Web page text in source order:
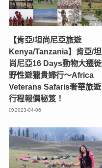
【肯亞/坦尚尼亞旅遊
Kenya/Tanzania】肯亞/坦
尚尼亞16 Days動物大遷徙
野性遊獵貴婦行〜Africa
Veterans Safaris奢華旅遊
行程報價秘笈！
2023-04-06